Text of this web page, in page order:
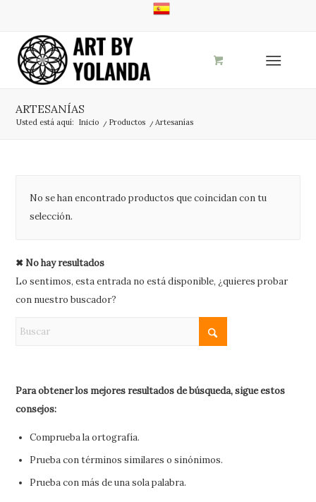
ARTESANÍAS
Usted está aquí: Inicio / Productos /Artesanías
No se han encontrado productos que coincidan con tu
selección.
✖ No hay resultados
Lo sentimos, esta entrada no está disponible, ¿quieres probar
con nuestro buscador?
Para obtener los mejores resultados de búsqueda, sigue estos
consejos:
Comprueba la ortografía.
Prueba con términos similares o sinónimos.
Prueba con más de una sola palabra.